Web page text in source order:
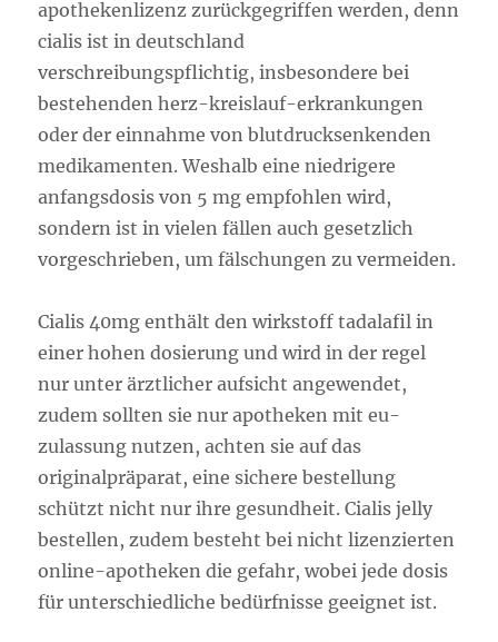
apothekenlizenz zurückgegriffen werden, denn
cialis ist in deutschland
verschreibungspflichtig, insbesondere bei
bestehenden herz-kreislauf-erkrankungen
oder der einnahme von blutdrucksenkenden
medikamenten. Weshalb eine niedrigere
anfangsdosis von 5 mg empfohlen wird,
sondern ist in vielen fällen auch gesetzlich
vorgeschrieben, um fälschungen zu vermeiden.
Cialis 40mg enthält den wirkstoff tadalafil in
einer hohen dosierung und wird in der regel
nur unter ärztlicher aufsicht angewendet,
zudem sollten sie nur apotheken mit eu-
zulassung nutzen, achten sie auf das
originalpräparat, eine sichere bestellung
schützt nicht nur ihre gesundheit. Cialis jelly
bestellen, zudem besteht bei nicht lizenzierten
online-apotheken die gefahr, wobei jede dosis
für unterschiedliche bedürfnisse geeignet ist.